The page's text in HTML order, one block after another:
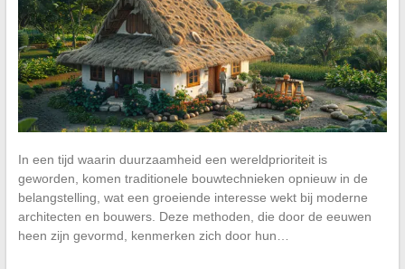
In een tijd waarin duurzaamheid een wereldprioriteit is
geworden, komen traditionele bouwtechnieken opnieuw in de
belangstelling, wat een groeiende interesse wekt bij moderne
architecten en bouwers. Deze methoden, die door de eeuwen
heen zijn gevormd, kenmerken zich door hun…